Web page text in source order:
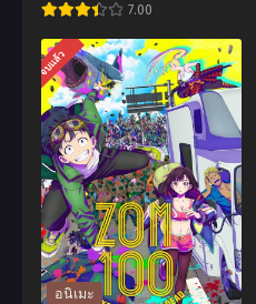
7.00
อ
นิ
เมะ
Spy
x
Family
Movie
Code
White
จบแล้ว
อนิเมะ